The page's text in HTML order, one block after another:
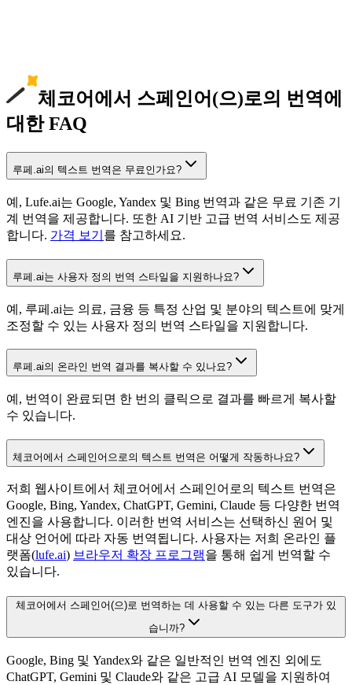
체코어에서 스페인어(으)로의 번역에
대한 FAQ
루페.ai의 텍스트 번역은 무료인가요?
예, Lufe.ai는 Google, Yandex 및 Bing 번역과 같은 무료 기존 기
계 번역을 제공합니다. 또한 AI 기반 고급 번역 서비스도 제공
합니다. 가격 보기 를 참고하세요.
루페.ai는 사용자 정의 번역 스타일을 지원하나요?
예, 루페.ai는 의료, 금융 등 특정 산업 및 분야의 텍스트에 맞게
조정할 수 있는 사용자 정의 번역 스타일을 지원합니다.
루페.ai의 온라인 번역 결과를 복사할 수 있나요?
예, 번역이 완료되면 한 번의 클릭으로 결과를 빠르게 복사할
수 있습니다.
체코어에서 스페인어으로의 텍스트 번역은 어떻게 작동하나요?
저희 웹사이트에서 체코어에서 스페인어로의 텍스트 번역은
Google, Bing, Yandex, ChatGPT, Gemini, Claude 등 다양한 번역
엔진을 사용합니다. 이러한 번역 서비스는 선택하신 원어 및
대상 언어에 따라 자동 번역됩니다. 사용자는 저희 온라인 플
랫폼(lufe.ai) 브라우저 확장 프로그램을 통해 쉽게 번역할 수
있습니다.
체코어에서 스페인어(으)로 번역하는 데 사용할 수 있는 다른 도구가 있
습니까?
Google, Bing 및 Yandex와 같은 일반적인 번역 엔진 외에도
ChatGPT, Gemini 및 Claude와 같은 고급 AI 모델을 지원하여